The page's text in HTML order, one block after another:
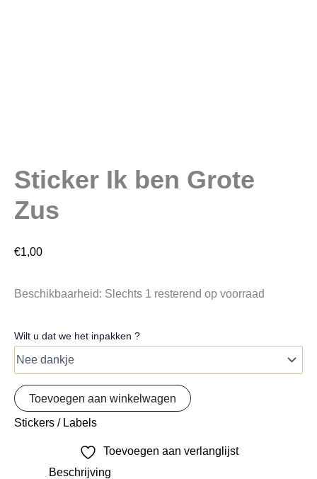
Sticker Ik ben Grote
Zus
€1,00
Beschikbaarheid: Slechts 1 resterend op voorraad
Wilt u dat we het inpakken ?
Toevoegen aan winkelwagen
Stickers / Labels
Toevoegen aan verlanglijst
Beschrijving